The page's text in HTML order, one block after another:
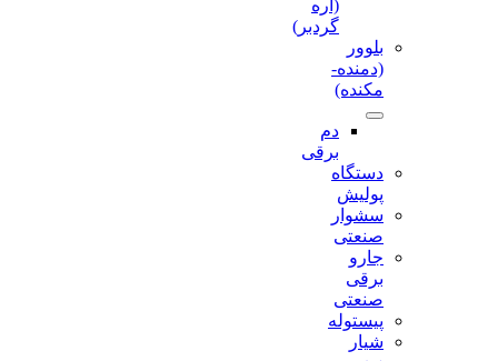
گردبر)
بلوور
(دمنده-
مکنده)
دستگاه
پولیش
سشوار
صنعتی
جارو
صنعتی
پیستوله
شیار